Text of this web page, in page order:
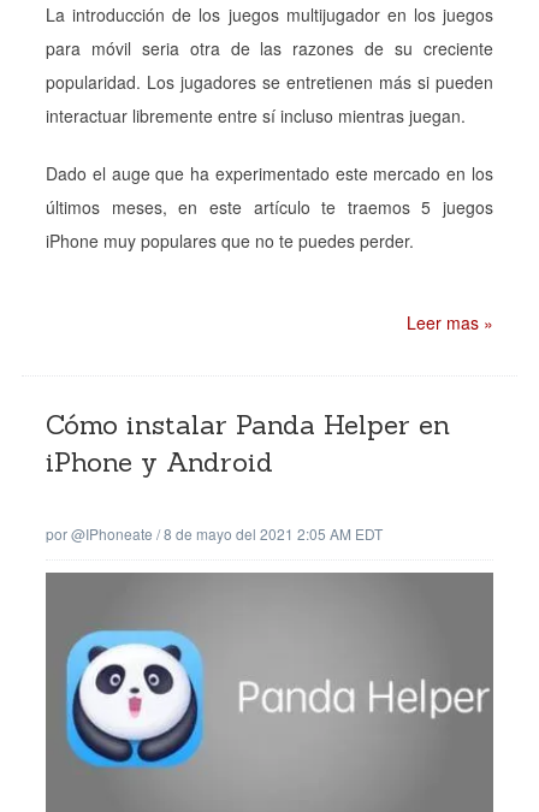
La introducción de los juegos multijugador en los juegos
para móvil seria otra de las razones de su creciente
popularidad. Los jugadores se entretienen más si pueden
interactuar libremente entre sí incluso mientras juegan.
Dado el auge que ha experimentado este mercado en los
últimos meses, en este artículo te traemos 5 juegos
iPhone muy populares que no te puedes perder.
Leer mas »
Cómo instalar Panda Helper en
iPhone y Android
por@iPhoneate /8 de mayo del 2021 2:05 AM EDT